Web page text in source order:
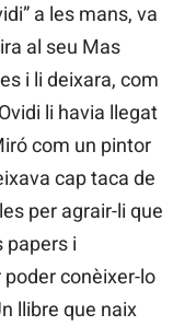
a les mans, va
al seu Mas
i li deixara, com
li havia llegat
com un pintor
cap taca de
per agrair-li que
papers i
poder conèixer-lo
llibre que naix